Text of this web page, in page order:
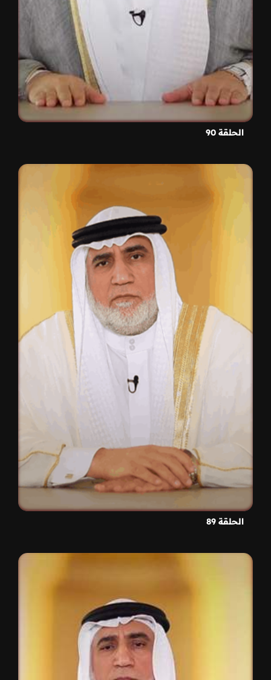
الحلقة 90
الحلقة 89